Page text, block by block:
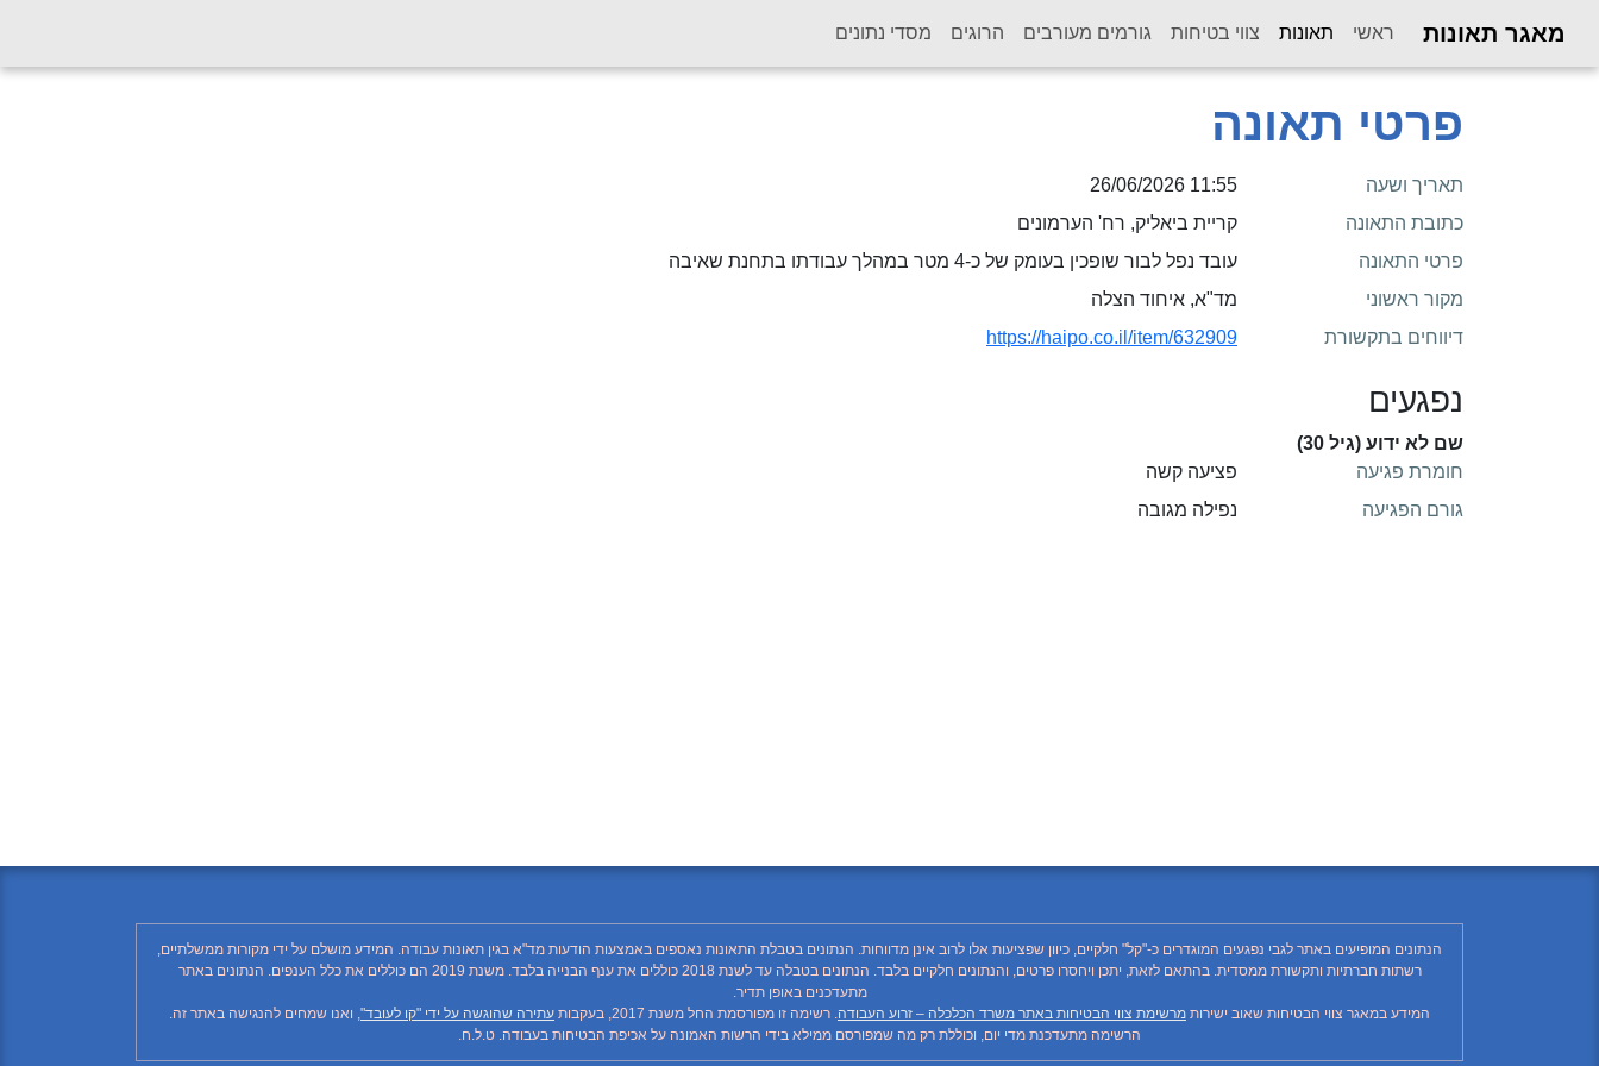
מאגר תאונות ראשי תאונות
(current) צווי בטיחות גורמים מעורבים הרוגים מסדי נתונים
פרטי תאונה
תאריך ושעה
11:55 26/06/2026
כתובת התאונה
קריית ביאליק, רח' הערמונים
פרטי התאונה
עובד נפל לבור שופכין בעומק של כ-4 מטר במהלך עבודתו בתחנת שאיבה
מקור ראשוני
מד"א, איחוד הצלה
דיווחים בתקשורת
https://haipo.co.il/item/632909
נפגעים
שם לא ידוע (גיל 30)
חומרת פגיעה
פציעה קשה
גורם הפגיעה
נפילה מגובה
הנתונים המופיעים באתר לגבי נפגעים המוגדרים כ-"קל" חלקיים, כיוון שפציעות אלו לרוב אינן מדווחות. הנתונים בטבלת התאונות נאספים באמצעות הודעות מד"א בגין תאונות עבודה. המידע מושלם על ידי מקורות ממשלתיים,
רשתות חברתיות ותקשורת ממסדית. בהתאם לזאת, יתכן ויחסרו פרטים, והנתונים חלקיים בלבד. הנתונים בטבלה עד לשנת 2018 כוללים את ענף הבנייה בלבד. משנת 2019 הם כוללים את כלל הענפים. הנתונים באתר
מתעדכנים באופן תדיר.
המידע במאגר צווי הבטיחות שאוב ישירות מרשימת צווי הבטיחות באתר משרד הכלכלה – זרוע העבודה. רשימה זו מפורסמת החל משנת 2017, בעקבות עתירה שהוגשה על ידי "קו לעובד", ואנו שמחים להנגישה באתר זה.
הרשימה מתעדכנת מדי יום, וכוללת רק מה שמפורסם ממילא בידי הרשות האמונה על אכיפת הבטיחות בעבודה. ט.ל.ח.